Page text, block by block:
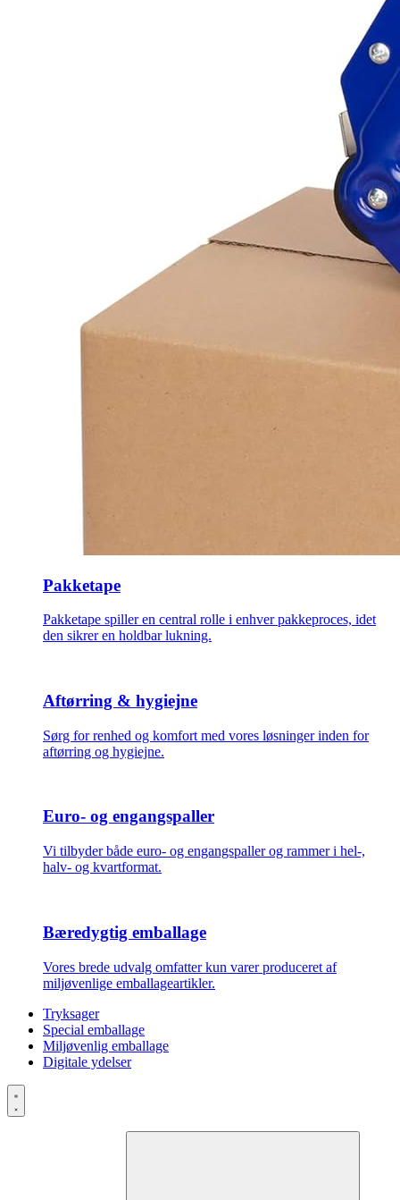
Pakketape
Pakketape spiller en central rolle i enhver pakkeproces, idet
den sikrer en holdbar lukning.
Aftørring & hygiejne
Sørg for renhed og komfort med vores løsninger inden for
aftørring og hygiejne.
Euro- og engangspaller
Vi tilbyder både euro- og engangspaller og rammer i hel-,
halv- og kvartformat.
Bæredygtig emballage
Vores brede udvalg omfatter kun varer produceret af
miljøvenlige emballageartikler.
Tryksager
Special emballage
Miljøvenlig emballage
Digitale ydelser